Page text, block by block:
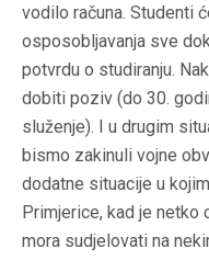
vodilo računa. Studenti
osposobljavanja sve
potvrdu o studiranju.
dobiti poziv (do 30.
služenje). I u drugim
bismo zakinuli vojne
dodatne situacije u
Primjerice, kad je
mora sudjelovati na